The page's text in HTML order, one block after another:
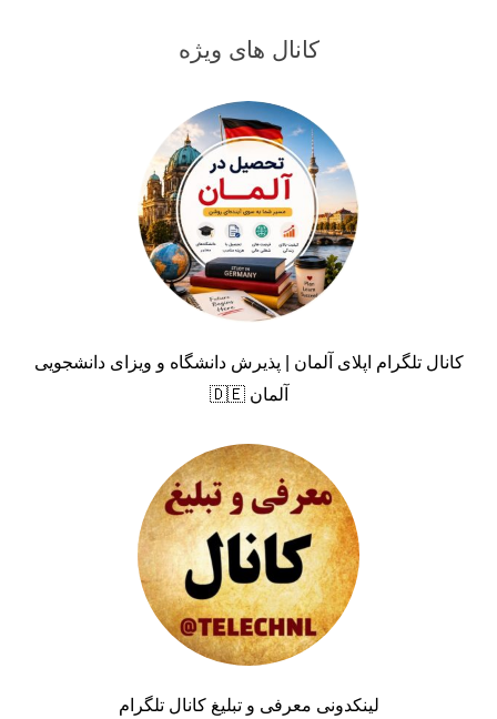
کانال های ویژه
کانال تلگرام اپلای آلمان | پذیرش دانشگاه و ویزای دانشجویی
آلمان 🇩🇪
لینکدونی معرفی و تبلیغ کانال تلگرام